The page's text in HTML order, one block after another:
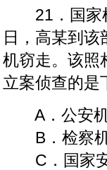
21．国家机
日，高某到该
机窃走。该照
立案侦查的是
A．公安
B．检察
C．国家